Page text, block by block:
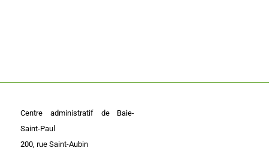
Centre administratif de Baie-
Saint-Paul
200, rue Saint-Aubin